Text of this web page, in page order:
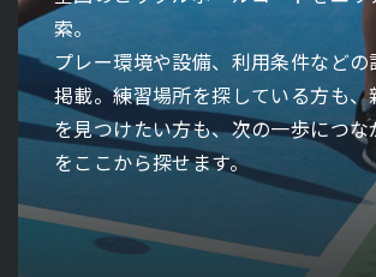
索。
プレー環境や設備、利用条件など
掲載。練習場所を探している方も
を見つけたい方も、次の一歩につな
をここから探せます。
エリア別に検索。
指導スタイルや対象レベル、開催形
細情報も掲載。基礎から学びたい初
も、さらなるレベルアップを目指す
に合った指導環境をここから探せま
別に検索。
開催日程や会場、参加条件などの詳
載。実力を試したい方も、競技とし
い方も、次のステージにつながる大
ら見つけられます。
に検索。
体験会や交流会、特別企画などの詳
載。はじめて参加する方も、仲間と
げたい方も、新しい出会いにつなが
こから探せます。
索。
活動内容やレベル、参加条件などの
掲載。仲間と楽しみたい方も、継続
できる環境を探している方も、自分
ミュニティをここから見つけられま